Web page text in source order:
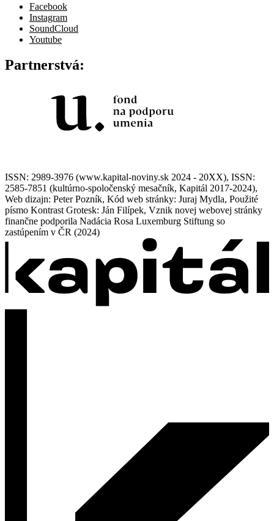
Facebook
Instagram
SoundCloud
Youtube
Partnerstvá:
ISSN: 2989-3976 (www.kapital-noviny.sk 2024 - 20XX), ISSN:
2585-7851 (kultúrno-spoločenský mesačník, Kapitál 2017-2024),
Web dizajn: Peter Pozník, Kód web stránky: Juraj Mydla, Použité
písmo Kontrast Grotesk: Ján Filípek, Vznik novej webovej stránky
finančne podporila Nadácia Rosa Luxemburg Stiftung so
zastúpením v ČR (2024)